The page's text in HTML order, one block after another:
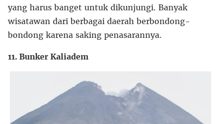
yang harus banget untuk dikunjungi. Banyak
wisatawan dari berbagai daerah berbondong-
bondong karena saking penasarannya.
11. Bunker Kaliadem